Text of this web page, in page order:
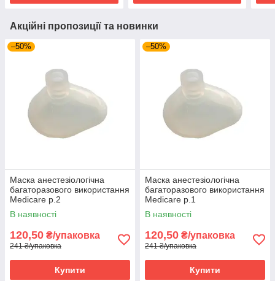
Акційні пропозиції та новинки
–50%
Маска анестезіологічна
багаторазового використання
Medicare р.2
В наявності
120,50 ₴/упаковка
241 ₴/упаковка
Купити
–50%
Маска анестезіологічна
багаторазового використання
Medicare р.1
В наявності
120,50 ₴/упаковка
241 ₴/упаковка
Купити